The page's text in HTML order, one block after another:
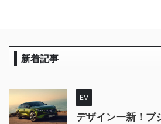
新着記事
EV
デザイン一新！